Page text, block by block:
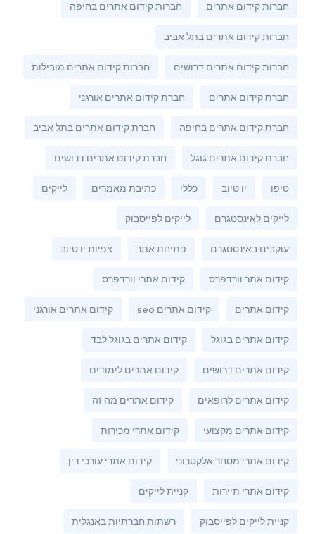
חברות קידום אתרים חברות קידום אתרים בחיפה
חברות קידום אתרים בתל אביב
חברות קידום אתרים דרושים חברות קידום אתרים מובילות
חברת קידום אתרים חברת קידום אתרים אורגני
חברת קידום אתרים בחיפה חברת קידום אתרים בתל אביב
חברת קידום אתרים גוגל חברת קידום אתרים דרושים
טיפו יו טיוב כללי כתיבת מאמרים לייקים
לייקים לאינסטגרם לייקים לפייסבוק
עוקבים באינסטגרם פתיחת אתר צפיות יו טיוב
קידום אתר וורדפרס קידום אתרי וורדפרס
קידום אתרים קידום אתרים seo קידום אתרים אורגני
קידום אתרים בגוגל קידום אתרים בגוגל לבד
קידום אתרים דרושים קידום אתרים לימודים
קידום אתרים לרופאים קידום אתרים מה זה
קידום אתרים מקצועי קידום אתרי מכירות
קידום אתרי מסחר אלקטרוני קידום אתרי עורכי דין
קידום אתרי תיירות קניית לייקים
קניית לייקים לפייסבוק רשתות חברתיות באנגלית